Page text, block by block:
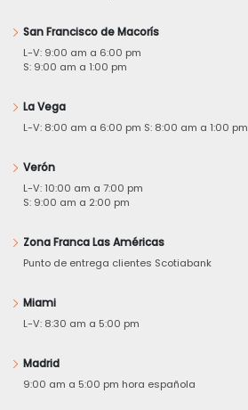
San Francisco de Macorís
L-V: 9:00 am a 6:00 pm
S: 9:00 am a 1:00 pm
La Vega
L-V: 8:00 am a 6:00 pm S: 8:00 am a 1:00 pm
Verón
L-V: 10:00 am a 7:00 pm
S: 9:00 am a 2:00 pm
Zona Franca Las Américas
Punto de entrega clientes Scotiabank
Miami
L-V: 8:30 am a 5:00 pm
Madrid
9:00 am a 5:00 pm hora española